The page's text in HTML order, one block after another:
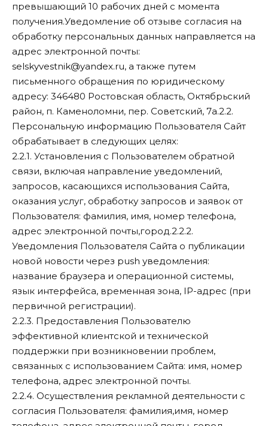
превышающий 10 рабочих дней с момента
получения.Уведомление об отзыве согласия на
обработку персональных данных направляется на
адрес электронной почты:
selskyvestnik@yandex.ru, а также путем
письменного обращения по юридическому
адресу: 346480 Ростовская область, Октябрьский
район, п. Каменоломни, пер. Советский, 7а.2.2.
Персональную информацию Пользователя Сайт
обрабатывает в следующих целях:
2.2.1. Установления с Пользователем обратной
связи, включая направление уведомлений,
запросов, касающихся использования Сайта,
оказания услуг, обработку запросов и заявок от
Пользователя: фамилия, имя, номер телефона,
адрес электронной почты,город.2.2.2.
Уведомления Пользователя Сайта о публикации
новой новости через push уведомления:
название браузера и операционной системы,
язык интерфейса, временная зона, IP-адрес (при
первичной регистрации).
2.2.3. Предоставления Пользователю
эффективной клиентской и технической
поддержки при возникновении проблем,
связанных с использованием Сайта: имя, номер
телефона, адрес электронной почты.
2.2.4. Осуществления рекламной деятельности с
согласия Пользователя: фамилия,имя, номер